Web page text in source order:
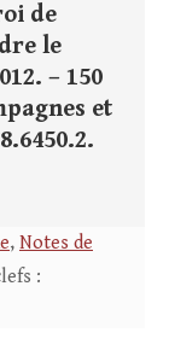
de
le
– 150
et
, Notes de
: